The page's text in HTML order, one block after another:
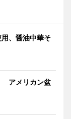
、醤油中華そ
アメリカン盆